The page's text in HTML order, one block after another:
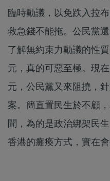
臨時動議，以免跌入拉
救急錢不能拖。公民黨
了解無約束力動議的性
元，真的可惡至極。現
元，公民黨又來阻撓，
案。簡直置民生於不顧
聞，為的是政治綁架民
香港的癱瘓方式，實在